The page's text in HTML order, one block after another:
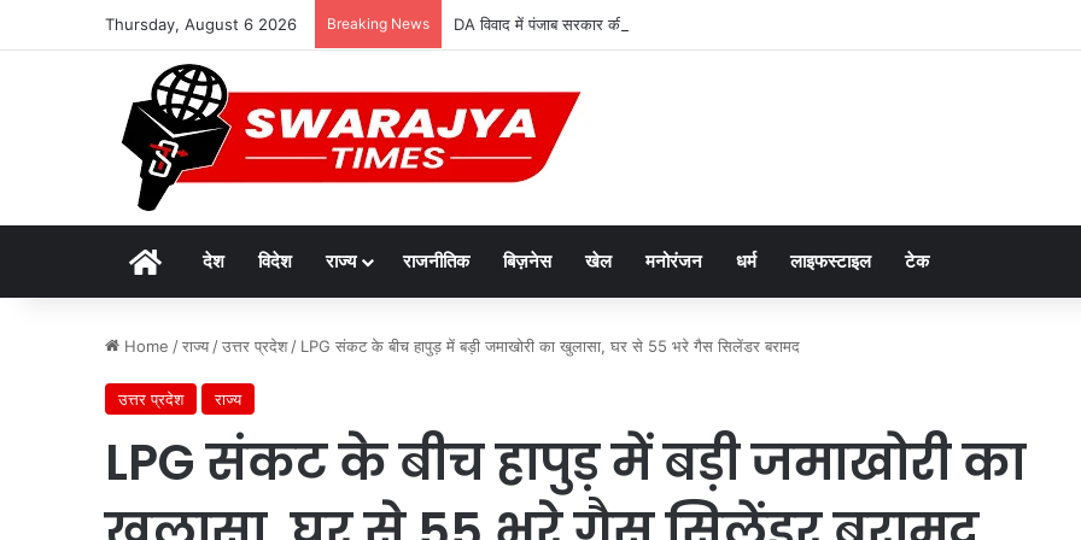
Thursday, August 6 2026 Breaking News DA विवाद में पंजाब सरकार की बढ़ीं मुश्किलें, कर्मचारियों ने सुप्रीम कोर्ट में दायर की कैविएट
Homeदेश विदेश राज्य राजनीतिक बिज़नेस खेल मनोरंजन धर्म लाइफस्टाइल टेक
Home /राज्य /उत्तर प्रदेश / LPG संकट के बीच हापुड़ में बड़ी जमाखोरी का खुलासा, घर से 55 भरे गैस सिलेंडर बरामद
उत्तर प्रदेश राज्य
LPG संकट के बीच हापुड़ में बड़ी जमाखोरी का